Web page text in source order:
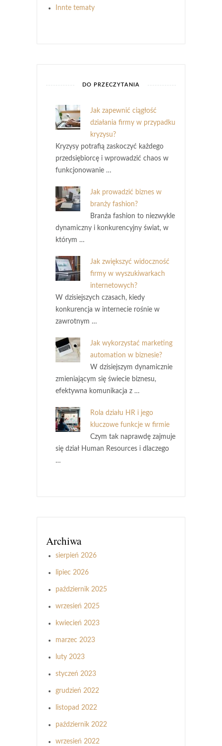
Innte tematy
DO PRZECZYTANIA
Jak zapewnić ciągłość
działania firmy w przypadku
kryzysu?
Kryzysy potrafią zaskoczyć każdego
przedsiębiorcę i wprowadzić chaos w
funkcjonowanie …
Jak prowadzić biznes w
branży fashion?
Branża fashion to niezwykle
dynamiczny i konkurencyjny świat, w
którym …
Jak zwiększyć widoczność
firmy w wyszukiwarkach
internetowych?
W dzisiejszych czasach, kiedy
konkurencja w internecie rośnie w
zawrotnym …
Jak wykorzystać marketing
automation w biznesie?
W dzisiejszym dynamicznie
zmieniającym się świecie biznesu,
efektywna komunikacja z …
Rola działu HR i jego
kluczowe funkcje w firmie
Czym tak naprawdę zajmuje
się dział Human Resources i dlaczego
…
Archiwa
sierpień 2026
lipiec 2026
październik 2025
wrzesień 2025
kwiecień 2023
marzec 2023
luty 2023
styczeń 2023
grudzień 2022
listopad 2022
październik 2022
wrzesień 2022